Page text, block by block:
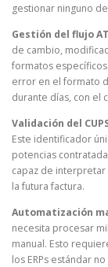
gestionar ninguno
Gestión del flujo
de cambio,
formatos
error en el formato
durante días, con el
Validación del
Este identificador
potencias
capaz de
la futura factura.
Automatización
necesita procesar
manual. Esto
los ERPs estándar